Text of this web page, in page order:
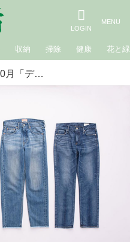
収納 掃除 健康 花と緑
おしゃれのABC◇ 10月「デニム迷子さんにおすすめ。大人のデニムパンツ」その（1） 現役スタイリストが、おしゃれの悩みを解決｜植村美智子